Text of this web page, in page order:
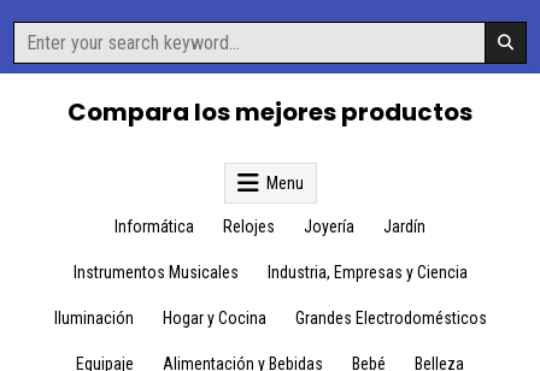
content
Search
for:
Compara los mejores productos
Menu
Informática Relojes Joyería Jardín
Instrumentos Musicales Industria, Empresas y Ciencia
Iluminación Hogar y Cocina Grandes Electrodomésticos
Equipaje Alimentación y Bebidas Bebé Belleza